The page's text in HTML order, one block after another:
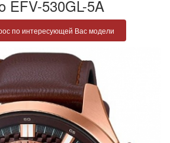
EFV-530GL-5A
по интересующей Вас модели